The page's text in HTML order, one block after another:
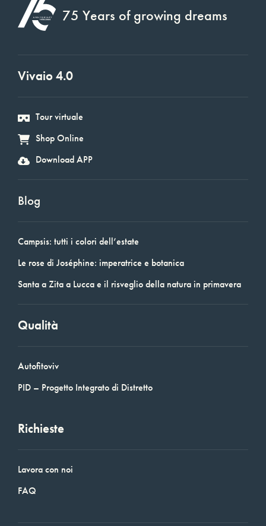
75 Years of growing dreams
Vivaio 4.0
Tour virtuale
Shop Online
Download APP
Blog
Campsis: tutti i colori dell’estate
Le rose di Joséphine: imperatrice e botanica
Santa a Zita a Lucca e il risveglio della natura in primavera
Qualità
Autofitoviv
PID – Progetto Integrato di Distretto
Richieste
Lavora con noi
FAQ